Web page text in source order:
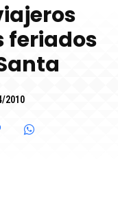
feriados
2010